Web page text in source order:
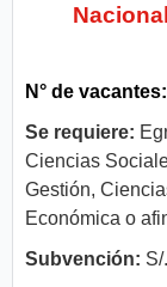
N° de vacantes:
Se requiere:
Ciencias
Gestión,
Económica o
Subvención: